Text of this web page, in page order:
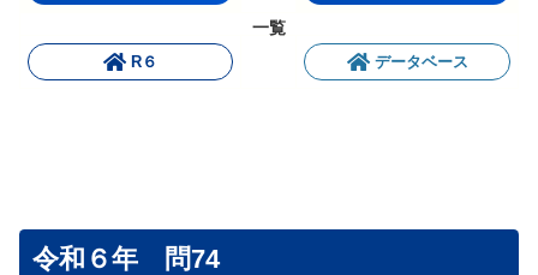
一覧
R６ データベース
令和６年 問74